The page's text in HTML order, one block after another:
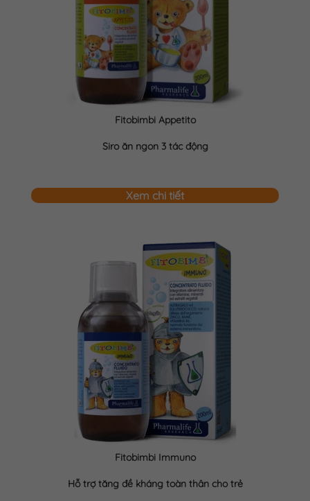
Fitobimbi Appetito
Siro ăn ngon 3 tác động
Xem chi tiết
Fitobimbi Immuno
Hỗ trợ tăng đề kháng toàn thân cho trẻ